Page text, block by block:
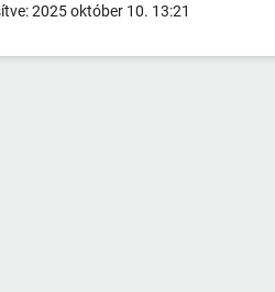
2025 október 10. 13:21